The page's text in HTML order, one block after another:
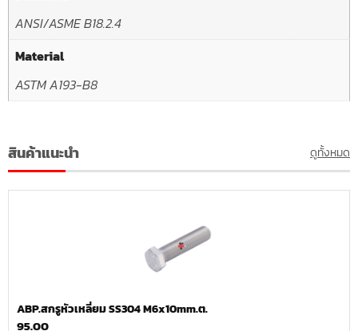
ANSI/ASME B18.2.4
Material
ASTM A193-B8
สินค้าแนะนำ ดูทั้งหมด
ABP.สกรูหัวเหลี่ยม SS304 M6x10mm.ต.
95.00